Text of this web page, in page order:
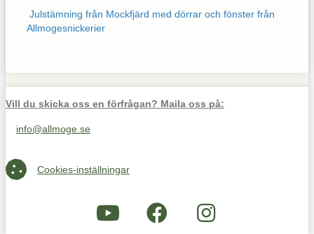
Julstämning från Mockfjärd med dörrar och fönster från
Allmogesnickerier
Vill du skicka oss en förfrågan? Maila oss på:
Maila oss på info@allmoge.se
info@allmoge.se
Cookies-inställningar
Cookies-inställningar